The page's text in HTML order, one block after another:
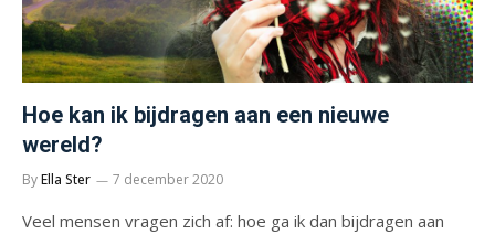
Hoe kan ik bijdragen aan een nieuwe
wereld?
ByElla Ster 7 december 2020
Veel mensen vragen zich af: hoe ga ik dan bijdragen aan